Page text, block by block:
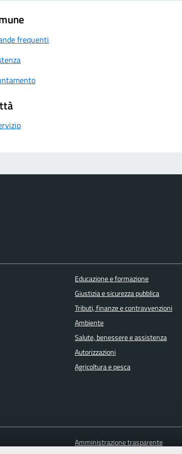
frequenti
Educazione e formazione
Giustizia e sicurezza pubblica
Tributi, finanze e contravvenzioni
Ambiente
Salute, benessere e assistenza
Autorizzazioni
Agricoltura e pesca
Amministrazione trasparente